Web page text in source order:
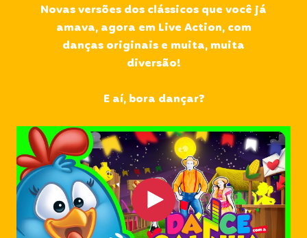
Novas versões dos clássicos que você já
amava, agora em Live Action, com
danças originais e muita, muita
diversão!
E aí, bora dançar?